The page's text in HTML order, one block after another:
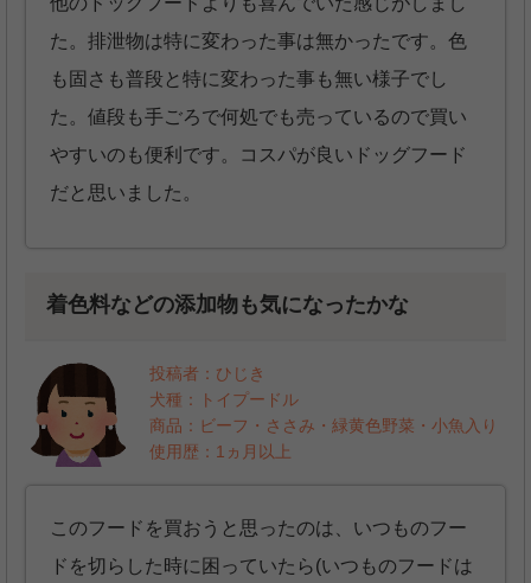
た。排泄物は特に変わった事は無かったです。色
も固さも普段と特に変わった事も無い様子でし
た。値段も手ごろで何処でも売っているので買い
やすいのも便利です。コスパが良いドッグフード
だと思いました。
着色料などの添加物も気になったかな
投稿者：ひじき
犬種：トイプードル
商品：ビーフ・ささみ・緑黄色野菜・小魚入り
使用歴：1ヵ月以上
このフードを買おうと思ったのは、いつものフー
ドを切らした時に困っていたら(いつものフードは